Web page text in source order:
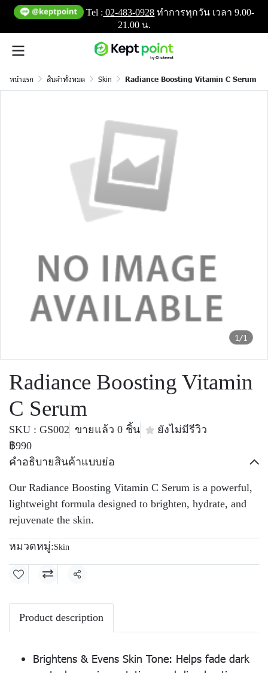
Tel : 02-483-0928 ทำการทุกวัน เวลา 9.00-
21.00 น.
หน้าแรก สินค้าทั้งหมด Skin Radiance Boosting Vitamin C Serum
1/1
Radiance Boosting Vitamin
C Serum
SKU : GS002 ขายแล้ว 0 ชิ้น
ยังไม่มีรีวิว
฿990
คำอธิบายสินค้าแบบย่อ
Our Radiance Boosting Vitamin C Serum is a powerful,
lightweight formula designed to brighten, hydrate, and
rejuvenate the skin.
หมวดหมู่:Skin
แชร์
Product description
Brightens & Evens Skin Tone: Helps fade dark